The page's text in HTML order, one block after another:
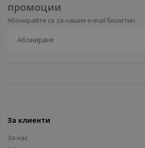
промоции
Абонирайте се за нашия e-mail бюлетин
За клиенти
За нас